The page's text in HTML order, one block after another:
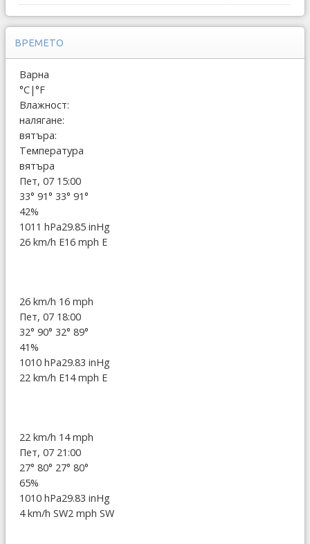
ВРЕМЕТО
Варна
°C|°F
Влажност:
налягане:
вятъра:
Температура
вятъра
Пет, 07 15:00
33° 91° 33° 91°
42%
1011 hPa29.85 inHg
26 km/h E16 mph E
26 km/h 16 mph
Пет, 07 18:00
32° 90° 32° 89°
41%
1010 hPa29.83 inHg
22 km/h E14 mph E
22 km/h 14 mph
Пет, 07 21:00
27° 80° 27° 80°
65%
1010 hPa29.83 inHg
4 km/h SW2 mph SW